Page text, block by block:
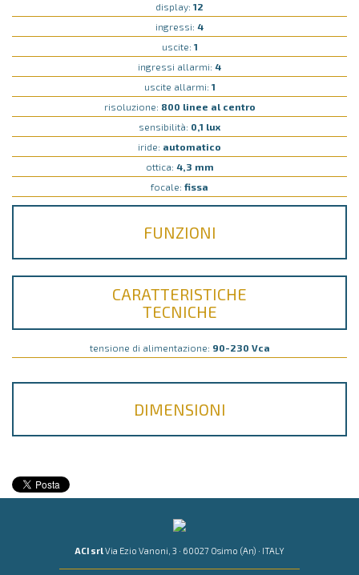
display: 12
ingressi: 4
uscite: 1
ingressi allarmi: 4
uscite allarmi: 1
risoluzione: 800 linee al centro
sensibilità: 0,1 lux
iride: automatico
ottica: 4,3 mm
focale: fissa
FUNZIONI
CARATTERISTICHE
TECNICHE
tensione di alimentazione: 90-230 Vca
DIMENSIONI
ACI srlVia Ezio Vanoni, 3 · 60027 Osimo (An) · ITALY